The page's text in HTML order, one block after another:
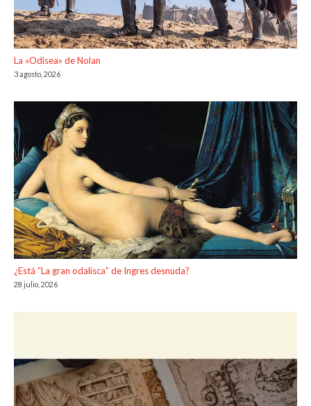
La «Odisea» de Nolan
3 agosto, 2026
¿Está “La gran odalisca” de Ingres desnuda?
28 julio, 2026